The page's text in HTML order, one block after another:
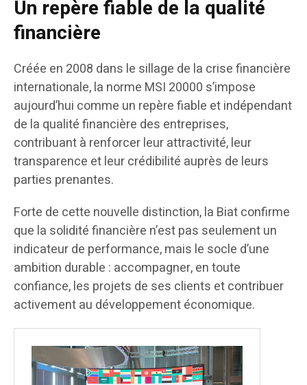
Un repère fiable de la qualité
financière
Créée en 2008 dans le sillage de la crise financière
internationale, la norme MSI 20000 s’impose
aujourd’hui comme un repère fiable et indépendant
de la qualité financière des entreprises,
contribuant à renforcer leur attractivité, leur
transparence et leur crédibilité auprès de leurs
parties prenantes.
Forte de cette nouvelle distinction, la Biat confirme
que la solidité financière n’est pas seulement un
indicateur de performance, mais le socle d’une
ambition durable : accompagner, en toute
confiance, les projets de ses clients et contribuer
activement au développement économique.